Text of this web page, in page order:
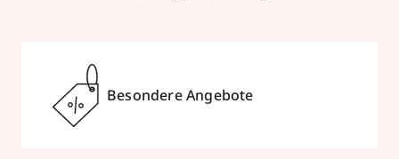
Besondere Angebote